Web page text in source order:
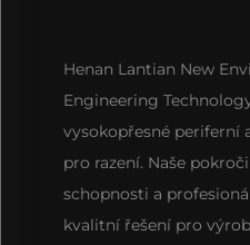
Henan Lantian New
Engineering
vysokopřesné periferní
pro razení. Naše
schopnosti a
kvalitní řešení pro